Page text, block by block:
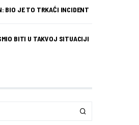
BIO JE TO TRKAĆI INCIDENT
BITI U TAKVOJ SITUACIJI